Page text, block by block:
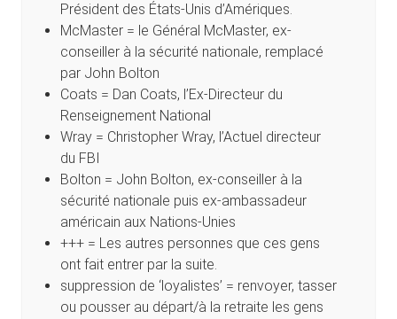
Président des États-Unis d’Amériques.
McMaster = le Général McMaster, ex-
conseiller à la sécurité nationale, remplacé
par John Bolton
Coats = Dan Coats, l’Ex-Directeur du
Renseignement National
Wray = Christopher Wray, l’Actuel directeur
du FBI
Bolton = John Bolton, ex-conseiller à la
sécurité nationale puis ex-ambassadeur
américain aux Nations-Unies
+++ = Les autres personnes que ces gens
ont fait entrer par la suite.
suppression de ‘loyalistes’ = renvoyer, tasser
ou pousser au départ/à la retraite les gens